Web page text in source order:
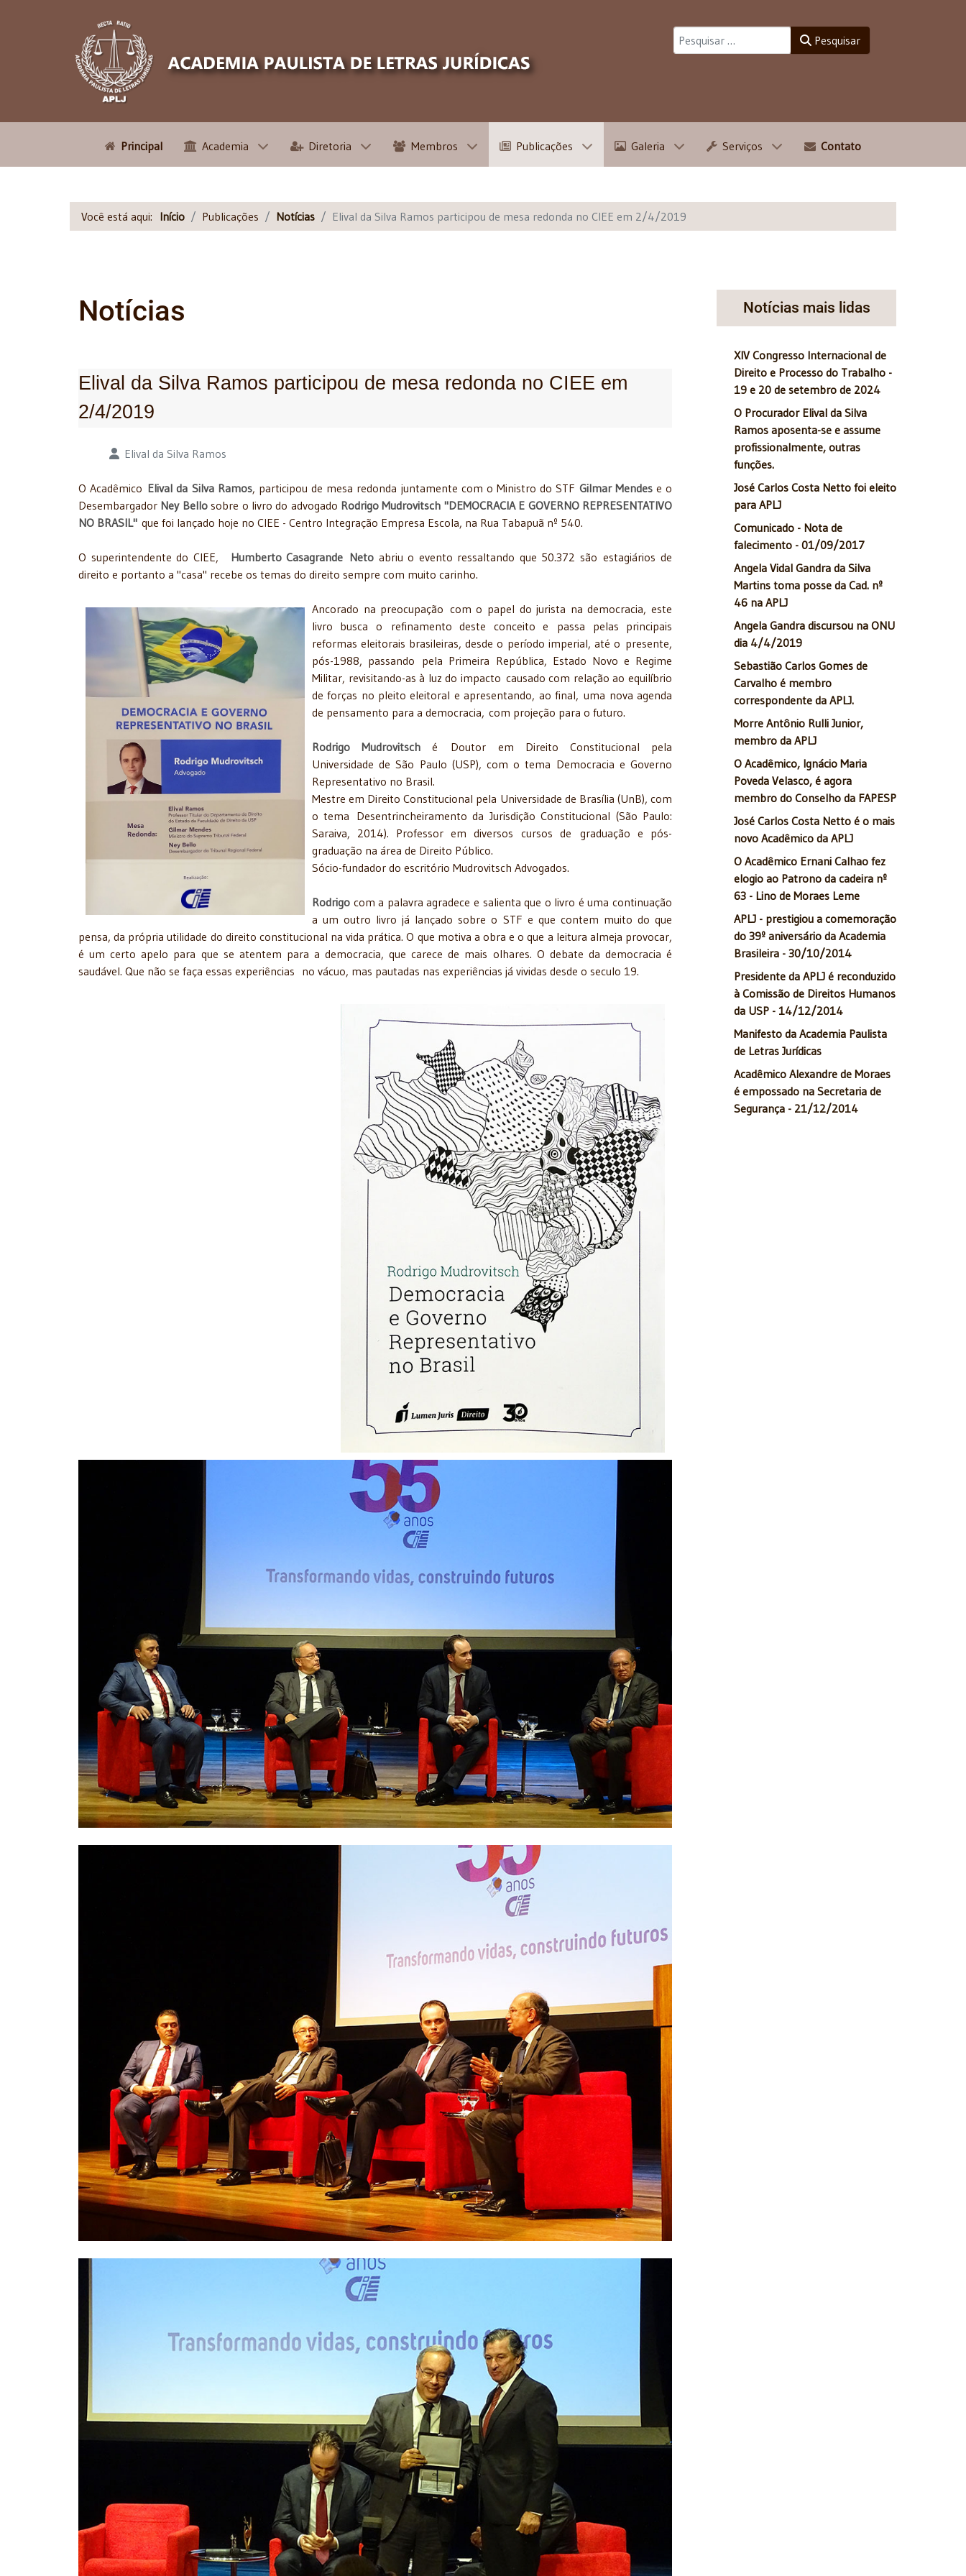
Pesquisar
Principal Academia Diretoria Membros Publicações Galeria Serviços Contato
Você está aqui: Início Publicações Notícias Elival da Silva Ramos participou de mesa redonda no CIEE em 2/4/2019
Notícias
Elival da Silva Ramos participou de mesa redonda no CIEE em
2/4/2019
Detalhes Elival da Silva Ramos
O Acadêmico Elival da Silva Ramos, participou de mesa redonda juntamente com o Ministro do STF Gilmar Mendese o
Desembargador Ney Bellosobre o livro do advogado Rodrigo Mudrovitsch "DEMOCRACIA E GOVERNO REPRESENTATIVO
NO BRASIL" que foi lançado hoje no CIEE - Centro Integração Empresa Escola, na Rua Tabapuã nº 540.
O superintendente do CIEE, Humberto Casagrande Neto abriu o evento ressaltando que 50.372 são estagiários de
direito e portanto a "casa" recebe os temas do direito sempre com muito carinho.
Ancorado na preocupação com o papel do jurista na democracia, este
livro busca o refinamento deste conceito e passa pelas principais
reformas eleitorais brasileiras, desde o período imperial, até o presente,
pós-1988, passando pela Primeira República, Estado Novo e Regime
Militar, revisitando-as à luz do impacto causado com relação ao equilíbrio
de forças no pleito eleitoral e apresentando, ao final, uma nova agenda
de pensamento para a democracia, com projeção para o futuro.
Rodrigo Mudrovitsch é Doutor em Direito Constitucional pela
Universidade de São Paulo (USP), com o tema Democracia e Governo
Representativo no Brasil.
Mestre em Direito Constitucional pela Universidade de Brasília (UnB), com
o tema Desentrincheiramento da Jurisdição Constitucional (São Paulo:
Saraiva, 2014). Professor em diversos cursos de graduação e pós-
graduação na área de Direito Público.
Sócio-fundador do escritório Mudrovitsch Advogados.
Rodrigo com a palavra agradece e salienta que o livro é uma continuação
a um outro livro já lançado sobre o STF e que contem muito do que
pensa, da própria utilidade do direito constitucional na vida prática. O que motiva a obra e o que a leitura almeja provocar,
é um certo apelo para que se atentem para a democracia, que carece de mais olhares. O debate da democracia é
saudável. Que não se faça essas experiências no vácuo, mas pautadas nas experiências já vividas desde o seculo 19.
Notícias mais lidas
XIV Congresso Internacional de
Direito e Processo do Trabalho -
19 e 20 de setembro de 2024
O Procurador Elival da Silva
Ramos aposenta-se e assume
profissionalmente, outras
funções.
José Carlos Costa Netto foi eleito
para APLJ
Comunicado - Nota de
falecimento - 01/09/2017
Angela Vidal Gandra da Silva
Martins toma posse da Cad. nº
46 na APLJ
Angela Gandra discursou na ONU
dia 4/4/2019
Sebastião Carlos Gomes de
Carvalho é membro
correspondente da APLJ.
Morre Antônio Rulli Junior,
membro da APLJ
O Acadêmico, Ignácio Maria
Poveda Velasco, é agora
membro do Conselho da FAPESP
José Carlos Costa Netto é o mais
novo Acadêmico da APLJ
O Acadêmico Ernani Calhao fez
elogio ao Patrono da cadeira nº
63 - Lino de Moraes Leme
APLJ - prestigiou a comemoração
do 39º aniversário da Academia
Brasileira - 30/10/2014
Presidente da APLJ é reconduzido
à Comissão de Direitos Humanos
da USP - 14/12/2014
Manifesto da Academia Paulista
de Letras Jurídicas
Acadêmico Alexandre de Moraes
é empossado na Secretaria de
Segurança - 21/12/2014